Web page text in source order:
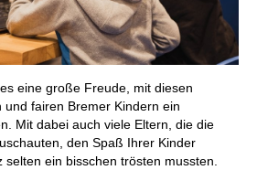
eine große Freude, mit diesen
fairen Bremer Kindern ein
Mit dabei auch viele Eltern, die die
den Spaß Ihrer Kinder
selten ein bisschen trösten mussten.